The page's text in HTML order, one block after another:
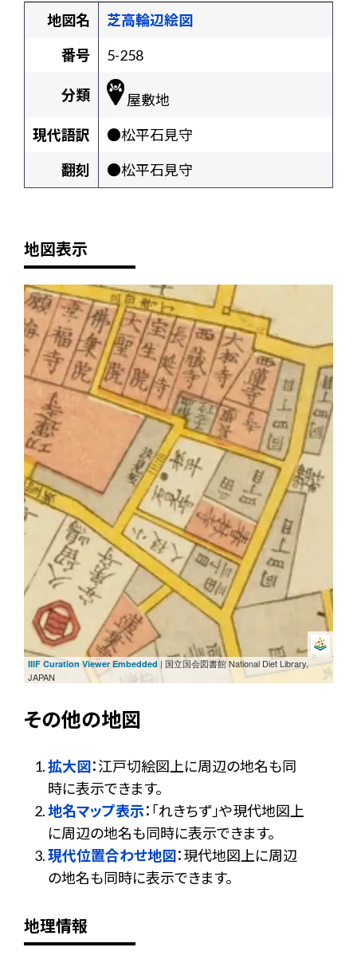
地図名
芝高輪辺絵図
番号
5-258
分類
屋敷地
現代語訳
●松平石見守
翻刻
●松平石見守
地図表示
+
-
IIIF Curation Viewer Embedded | 国立国会図書館 National Diet Library,
JAPAN
その他の地図
拡大図：江戸切絵図上に周辺の地名も同
時に表示できます。
地名マップ表示：「れきちず」や現代地図上
に周辺の地名も同時に表示できます。
現代位置合わせ地図：現代地図上に周辺
の地名も同時に表示できます。
地理情報